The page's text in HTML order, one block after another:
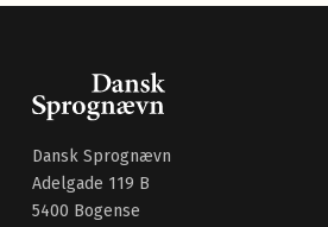
Dansk Sprognævn
Adelgade 119 B
5400 Bogense